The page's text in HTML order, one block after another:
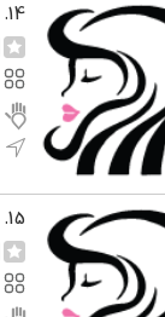
14.
15.